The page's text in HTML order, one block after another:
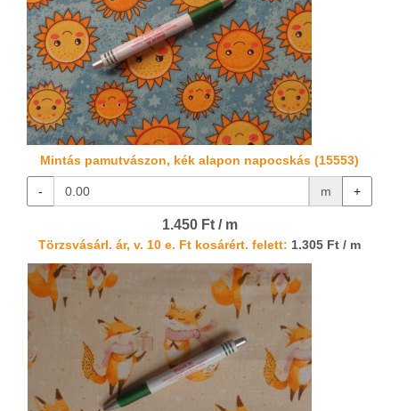
Mintás pamutvászon, kék alapon napocskás (15553)
- m +
1.450 Ft / m
Törzsvásárl. ár, v. 10 e. Ft kosárért. felett: 1.305 Ft / m